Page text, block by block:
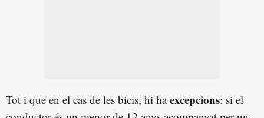
Tot i que en el cas de les bicis, hi haexcepcions: si el